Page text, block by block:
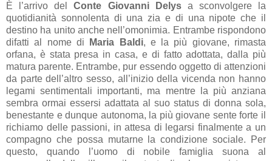
È l’arrivo delConte Giovanni Delysa sconvolgere la
quotidianità sonnolenta di una zia e di una nipote che il
destino ha unito anche nell’omonimia. Entrambe rispondono
difatti al nome di
Maria Baldi, e la più giovane, rimasta
orfana, è stata presa in casa, e di fatto adottata, dalla più
matura parente. Entrambe, pur essendo oggetto di attenzioni
da parte dell’altro sesso, all’inizio della vicenda non hanno
legami sentimentali importanti, ma mentre la più anziana
sembra ormai essersi adattata al suo status di donna sola,
benestante e dunque autonoma, la più giovane sente forte il
richiamo delle passioni, in attesa di legarsi finalmente a un
compagno che possa mutarne la condizione sociale. Per
questo, quando l’uomo di nobile famiglia suona al